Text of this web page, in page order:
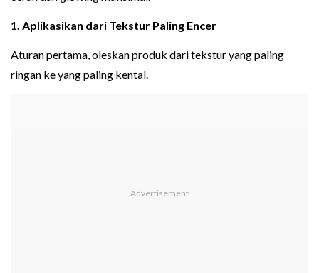
1. Aplikasikan dari Tekstur Paling Encer
Aturan pertama, oleskan produk dari tekstur yang paling
ringan ke yang paling kental.